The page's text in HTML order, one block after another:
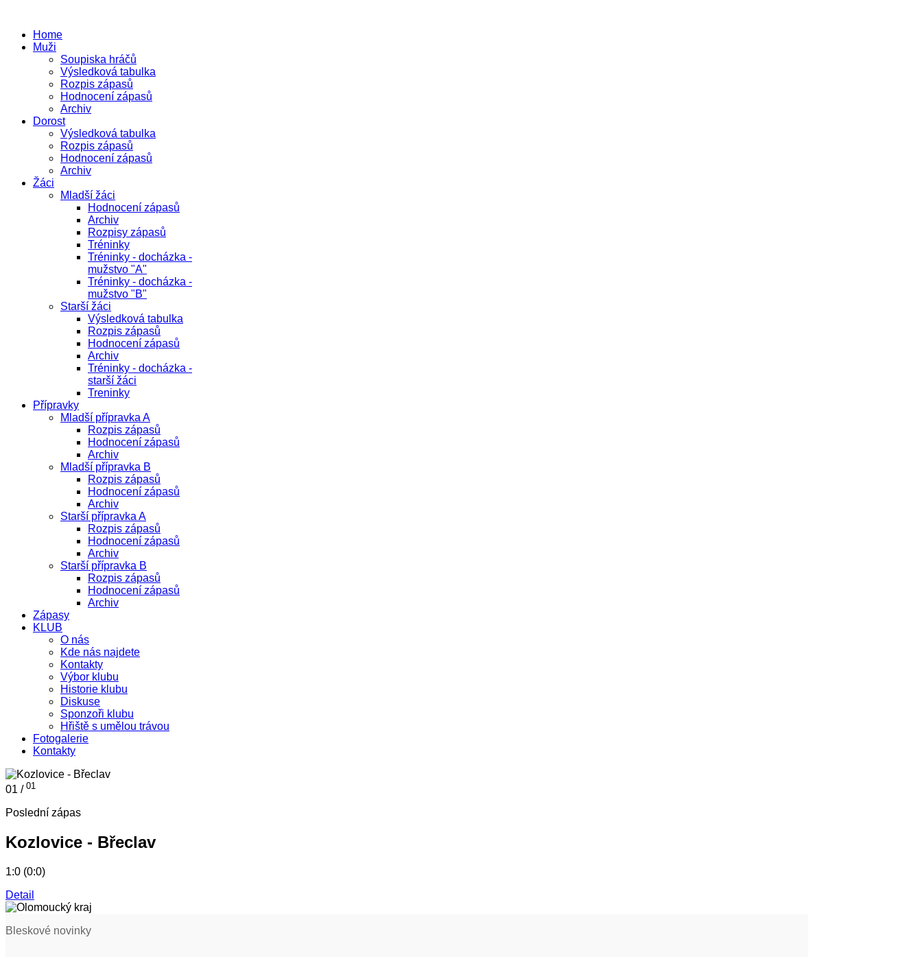
Home
Muži
Soupiska hráčů
Výsledková tabulka
Rozpis zápasů
Hodnocení zápasů
Archiv
Dorost
Výsledková tabulka
Rozpis zápasů
Hodnocení zápasů
Archiv
Žáci
Mladší žáci
Hodnocení zápasů
Archiv
Rozpisy zápasů
Tréninky
Tréninky - docházka -
mužstvo "A"
Tréninky - docházka -
mužstvo "B"
Starší žáci
Výsledková tabulka
Rozpis zápasů
Hodnocení zápasů
Archiv
Tréninky - docházka -
starší žáci
Treninky
Přípravky
Mladší přípravka A
Rozpis zápasů
Hodnocení zápasů
Archiv
Mladší přípravka B
Rozpis zápasů
Hodnocení zápasů
Archiv
Starší přípravka A
Rozpis zápasů
Hodnocení zápasů
Archiv
Starší přípravka B
Rozpis zápasů
Hodnocení zápasů
Archiv
Zápasy
KLUB
O nás
Kde nás najdete
Kontakty
Výbor klubu
Historie klubu
Diskuse
Sponzoři klubu
Hřiště s umělou trávou
Fotogalerie
Kontakty
01 / 01
Poslední zápas
Kozlovice - Břeclav
1:0 (0:0)
Detail
Bleskové novinky